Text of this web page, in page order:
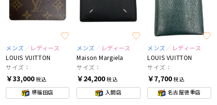
メンズ
レディース
LOUIS VUITTON
サイズ：
￥33,000税込
堺福田店
メンズ
レディース
Maison Margiela
サイズ：
￥24,200税込
入間店
メンズ
レディース
LOUIS VUITTON
サイズ：
￥7,700税込
名古屋徳重店